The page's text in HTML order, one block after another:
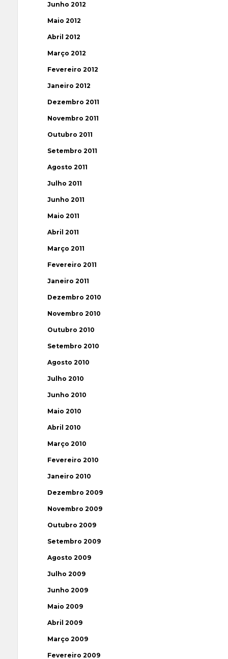
Junho 2012
Maio 2012
Abril 2012
Março 2012
Fevereiro 2012
Janeiro 2012
Dezembro 2011
Novembro 2011
Outubro 2011
Setembro 2011
Agosto 2011
Julho 2011
Junho 2011
Maio 2011
Abril 2011
Março 2011
Fevereiro 2011
Janeiro 2011
Dezembro 2010
Novembro 2010
Outubro 2010
Setembro 2010
Agosto 2010
Julho 2010
Junho 2010
Maio 2010
Abril 2010
Março 2010
Fevereiro 2010
Janeiro 2010
Dezembro 2009
Novembro 2009
Outubro 2009
Setembro 2009
Agosto 2009
Julho 2009
Junho 2009
Maio 2009
Abril 2009
Março 2009
Fevereiro 2009